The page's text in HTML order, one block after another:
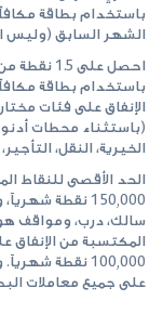
باستخدام بطاقة
الشهر السابق (وليس
باستخدام بطاقة
الإنفاق على فئات
(باستثناء محطات
الخيرية، النقل،
الحد الأقصى للنقاط
150,000 نقطة
المكتسبة من الإنفاق
100,000 نقطة
على جميع معاملات البطاقة 1,000,000